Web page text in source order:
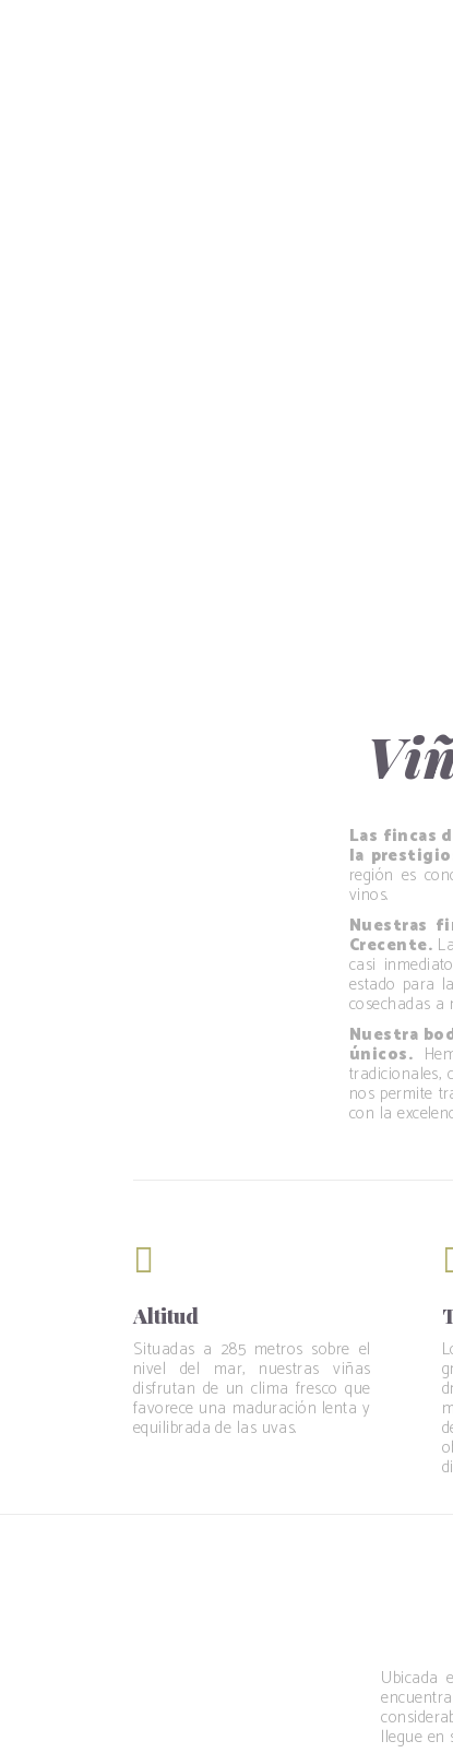
Las fincas
la
región es
vinos.
Nuestras
Crecente.
casi
estado para
cosechadas a
Nuestra
únicos.
tradicionales,
nos permite
con la
Altitud
Situadas a 285 metros sobre el
nivel del mar, nuestras viñas
disfrutan de un clima fresco que
favorece una maduración lenta y
equilibrada de las uvas.
Ubicada
llegue en